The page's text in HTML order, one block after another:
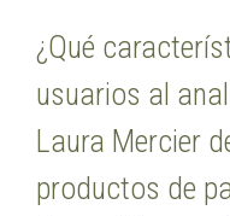
¿Qué
usuarios al
Laura Mercier
productos de